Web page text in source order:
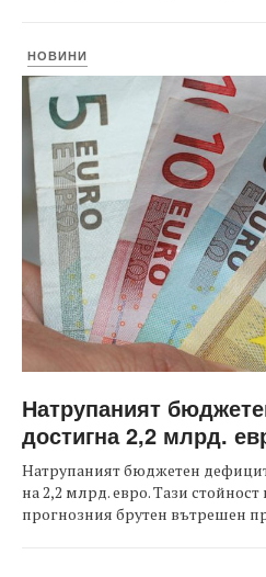
НОВИНИ
Натрупаният
достигна 2,2 млрд.
Натрупаният бюджетен
на 2,2 млрд. евро. Тази стойност
прогнозния брутен вътрешен